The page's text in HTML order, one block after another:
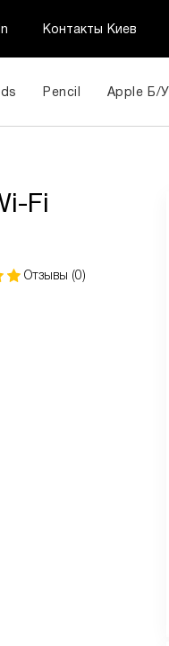
Контакты Киев
Pencil Apple Б/У
Fi
Отзывы (0)